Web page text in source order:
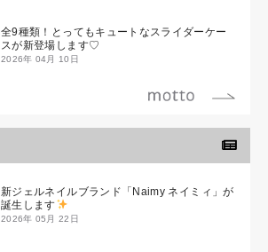
全9種類！とってもキュートなスライダーケー
スが新登場します♡
2026年 04月 10日
新ジェルネイルブランド「Naimy ネイミィ」が
誕生します
2026年 05月 22日